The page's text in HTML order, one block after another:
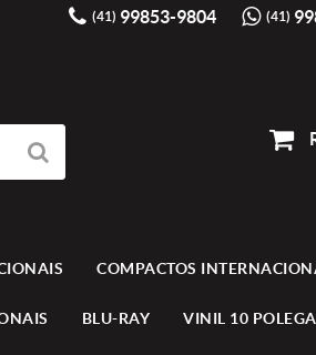
(41) 99853-9804 (41)
COMPACTOS
BLU-RAY VINIL 10